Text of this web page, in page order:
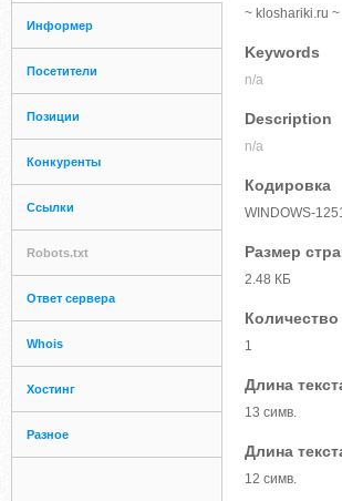
Информер
Посетители
Позиции
Конкуренты
Ссылки
Robots.txt
Ответ сервера
Whois
Хостинг
Разное
~ kloshariki.ru ~
Keywords
n/a
Description
n/a
Кодировка
WINDOWS-
Размер
2.48 КБ
1
Длина
13 симв.
Длина
12 симв.